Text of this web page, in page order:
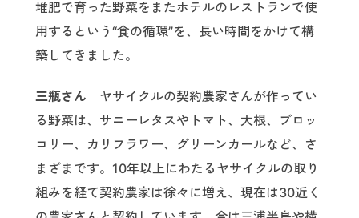
堆肥で育った野菜をまたホテルのレストランで使
用するという“食の循環”を、長い時間をかけて構
築してきました。
三瓶さん 「ヤサイクルの契約農家さんが作ってい
る野菜は、サニーレタスやトマト、大根、ブロッ
コリー、カリフラワー、グリーンカールなど、さ
まざまです。10年以上にわたるヤサイクルの取り
組みを経て契約農家は徐々に増え、現在は30近く